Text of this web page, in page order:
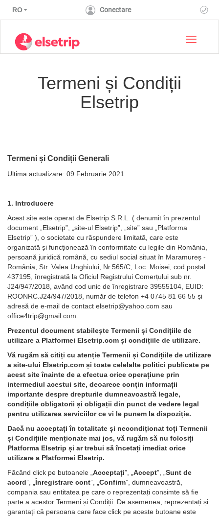
RO Conectare
Toggle
Termeni și Condiții
Elsetrip
Termeni și Condiții Generali
Ultima actualizare: 09 Februarie 2021
1. Introducere
Acest site este operat de Elsetrip S.R.L. ( denumit în prezentul
document „Elsetrip”, „site-ul Elsetrip”, „site” sau „Platforma
Elsetrip” ), o societate cu răspundere limitată, care este
organizată și funcționează în conformitate cu legile din România,
persoană juridică română, cu sediul social situat în Maramureș -
România, Str. Valea Unghiului, Nr.565/C, Loc. Moisei, cod poștal
437195, înregistrată la Oficiul Registrului Comerțului sub nr.
J24/947/2018, având cod unic de înregistrare 39555104, EUID:
ROONRC.J24/947/2018, număr de telefon +4 0745 81 66 55 și
adresă de e-mail de contact elsetrip@yahoo.com sau
office4trip@gmail.com.
Prezentul document stabilește Termenii și Condițiile de
utilizare a Platformei Elsetrip.com și condițiile de utilizare.
Vă rugăm să citiți cu atenție Termenii și Condițiile de utilizare
a site-ului Elsetrip.com și toate celelalte politici publicate pe
acest site înainte de a efectua orice operațiune prin
intermediul acestui site, deoarece conțin informații
importante despre drepturile dumneavoastră legale,
condițiile obligatorii și obligații din punct de vedere legal
pentru utilizarea serviciilor ce vi le punem la dispoziție.
Dacă nu acceptați în totalitate și necondiționat toți Termenii
și Condițiile menționate mai jos, vă rugăm să nu folosiți
Platforma Elsetrip și ar trebui să încetați imediat orice
utilizare a Platformei Elsetrip.
Făcând click pe butoanele „ Acceptați”, „ Accept”, „ Sunt de
acord”, „ Înregistrare cont”, „ Confirm”, dumneavoastră,
compania sau entitatea pe care o reprezentați consimte să fie
parte a acestor Termeni și Condiții. De asemenea, reprezentați și
garantați că persoana care face click pe aceste butoane este